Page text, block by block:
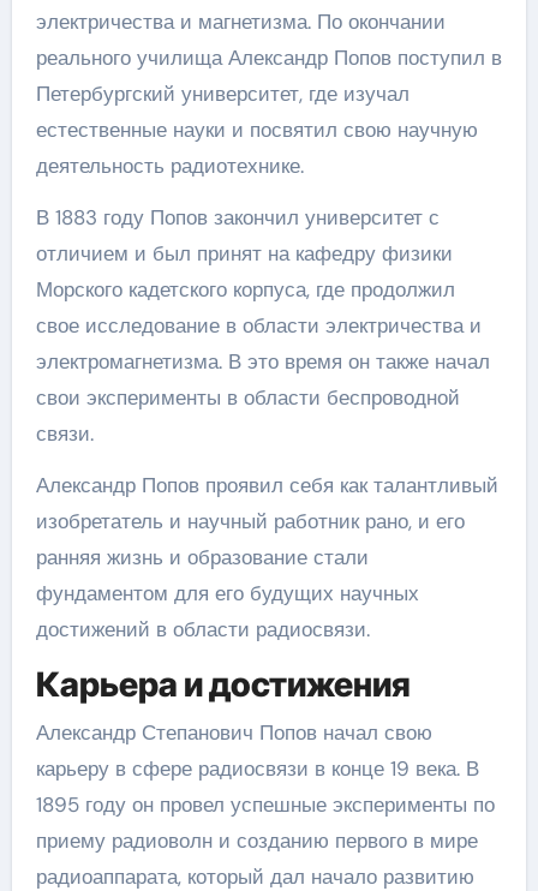
электричества и магнетизма. По окончании
реального училища Александр Попов поступил в
Петербургский университет, где изучал
естественные науки и посвятил свою научную
деятельность радиотехнике.
В 1883 году Попов закончил университет с
отличием и был принят на кафедру физики
Морского кадетского корпуса, где продолжил
свое исследование в области электричества и
электромагнетизма. В это время он также начал
свои эксперименты в области беспроводной
связи.
Александр Попов проявил себя как талантливый
изобретатель и научный работник рано, и его
ранняя жизнь и образование стали
фундаментом для его будущих научных
достижений в области радиосвязи.
Карьера и достижения
Александр Степанович Попов начал свою
карьеру в сфере радиосвязи в конце 19 века. В
1895 году он провел успешные эксперименты по
приему радиоволн и созданию первого в мире
радиоаппарата, который дал начало развитию